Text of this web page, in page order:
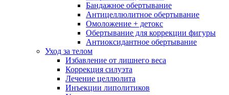
Бандажное обертывание
Антицеллюлитное обертывание
Омоложение + детокс
Обертывание для коррекции фигуры
Антиоксидантное обертывание
Уход за телом
Избавление от лишнего веса
Коррекция силуэта
Лечение целлюлита
Инъекции липолитиков